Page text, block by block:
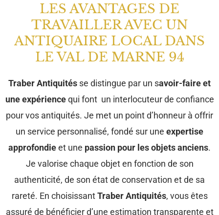
LES AVANTAGES DE
TRAVAILLER AVEC UN
ANTIQUAIRE LOCAL DANS
LE VAL DE MARNE 94
Traber Antiquités se distingue par un savoir-faire et
une expériencequi font un interlocuteur de confiance
pour vos antiquités. Je met un point d’honneur à offrir
un service personnalisé, fondé sur une expertise
approfondieet une passion pour les objets anciens.
Je valorise chaque objet en fonction de son
authenticité, de son état de conservation et de sa
rareté. En choisissantTraber Antiquités, vous êtes
assuré de bénéficier d’une estimation transparente et